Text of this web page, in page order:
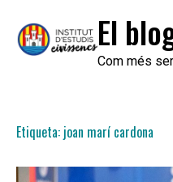
content
El
Com més
Etiqueta: joan marí cardona